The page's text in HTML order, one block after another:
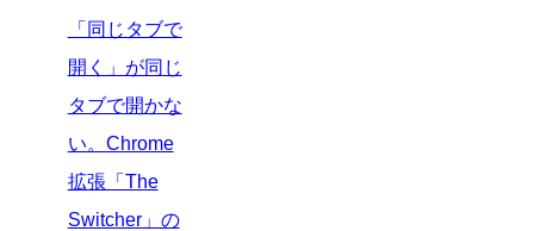
「同じタブで
開く」が同じ
タブで開かな
い。Chrome
拡張「The
Switcher」の